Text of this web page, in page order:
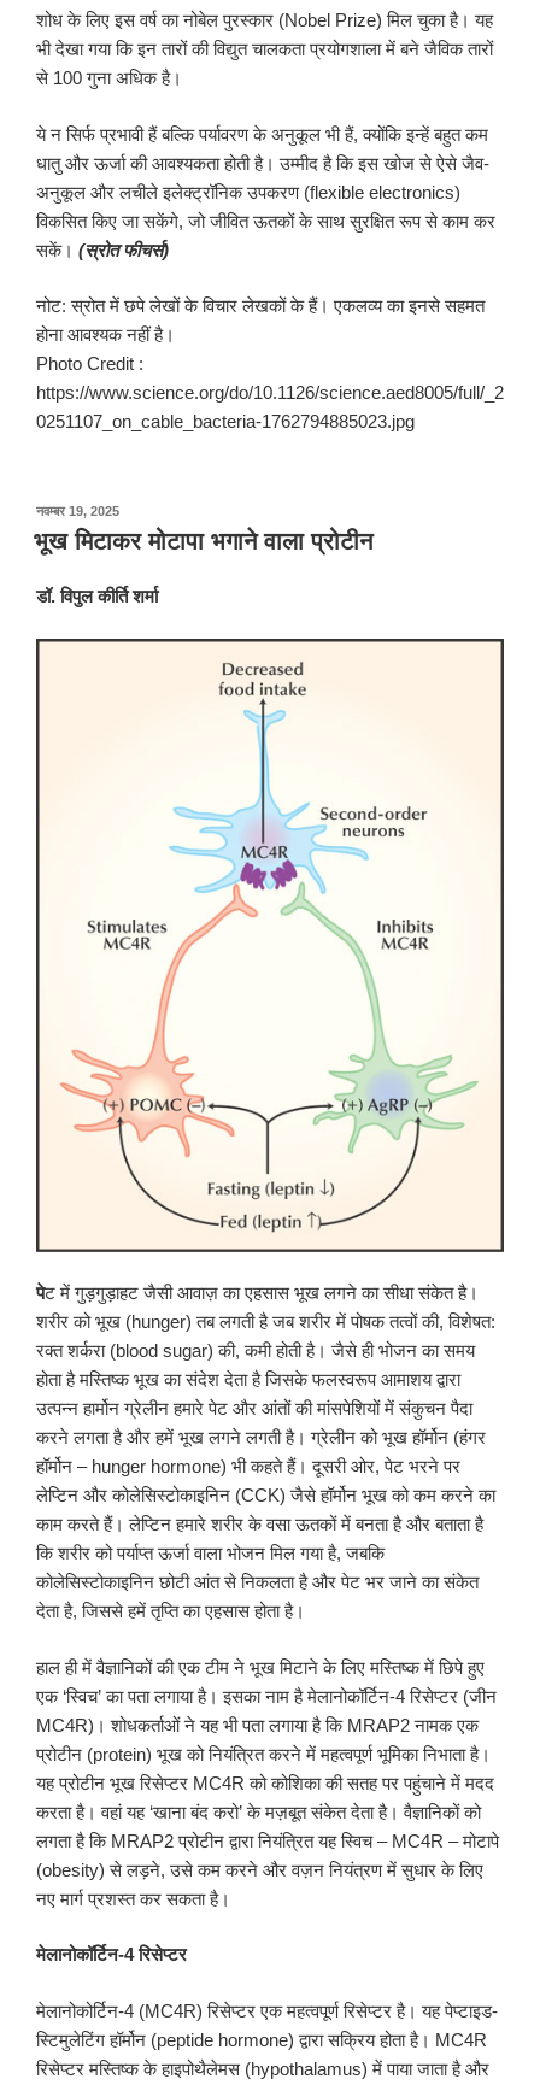
शोध के लिए इस वर्ष का नोबेल पुरस्कार (Nobel Prize) मिल चुका है। यह
भी देखा गया कि इन तारों की विद्युत चालकता प्रयोगशाला में बने जैविक तारों
से 100 गुना अधिक है।
ये न सिर्फ प्रभावी हैं बल्कि पर्यावरण के अनुकूल भी हैं, क्योंकि इन्हें बहुत कम
धातु और ऊर्जा की आवश्यकता होती है। उम्मीद है कि इस खोज से ऐसे जैव-
अनुकूल और लचीले इलेक्ट्रॉनिक उपकरण (flexible electronics)
विकसित किए जा सकेंगे, जो जीवित ऊतकों के साथ सुरक्षित रूप से काम कर
सकें। (स्रोत फीचर्स)
नोट: स्रोत में छपे लेखों के विचार लेखकों के हैं। एकलव्य का इनसे सहमत
होना आवश्यक नहीं है।
Photo Credit :
https://www.science.org/do/10.1126/science.aed8005/full/_2
0251107_on_cable_bacteria-1762794885023.jpg
नवम्बर 19, 2025पर
प्रकाशित
किया
भूख मिटाकर मोटापा भगाने वाला प्रोटीन
डॉ. विपुल कीर्ति शर्मा
पेट में गुड़गुड़ाहट जैसी आवाज़ का एहसास भूख लगने का सीधा संकेत है।
शरीर को भूख (hunger) तब लगती है जब शरीर में पोषक तत्वों की, विशेषत:
रक्त शर्करा (blood sugar) की, कमी होती है। जैसे ही भोजन का समय
होता है मस्तिष्क भूख का संदेश देता है जिसके फलस्वरूप आमाशय द्वारा
उत्पन्न हार्मोन ग्रेलीन हमारे पेट और आंतों की मांसपेशियों में संकुचन पैदा
करने लगता है और हमें भूख लगने लगती है। ग्रेलीन को भूख हॉर्मोन (हंगर
हॉर्मोन – hunger hormone) भी कहते हैं। दूसरी ओर, पेट भरने पर
लेप्टिन और कोलेसिस्टोकाइनिन (CCK) जैसे हॉर्मोन भूख को कम करने का
काम करते हैं। लेप्टिन हमारे शरीर के वसा ऊतकों में बनता है और बताता है
कि शरीर को पर्याप्त ऊर्जा वाला भोजन मिल गया है, जबकि
कोलेसिस्टोकाइनिन छोटी आंत से निकलता है और पेट भर जाने का संकेत
देता है, जिससे हमें तृप्ति का एहसास होता है।
हाल ही में वैज्ञानिकों की एक टीम ने भूख मिटाने के लिए मस्तिष्क में छिपे हुए
एक ‘स्विच’ का पता लगाया है। इसका नाम है मेलानोकॉर्टिन-4 रिसेप्टर (जीन
MC4R)। शोधकर्ताओं ने यह भी पता लगाया है कि MRAP2 नामक एक
प्रोटीन (protein) भूख को नियंत्रित करने में महत्वपूर्ण भूमिका निभाता है।
यह प्रोटीन भूख रिसेप्टर MC4R को कोशिका की सतह पर पहुंचाने में मदद
करता है। वहां यह ‘खाना बंद करो’ के मज़बूत संकेत देता है। वैज्ञानिकों को
लगता है कि MRAP2 प्रोटीन द्वारा नियंत्रित यह स्विच – MC4R – मोटापे
(obesity) से लड़ने, उसे कम करने और वज़न नियंत्रण में सुधार के लिए
नए मार्ग प्रशस्त कर सकता है।
मेलानोकॉर्टिन-4 रिसेप्टर
मेलानोकोर्टिन-4 (MC4R) रिसेप्टर एक महत्वपूर्ण रिसेप्टर है। यह पेप्टाइड-
स्टिमुलेटिंग हॉर्मोन (peptide hormone) द्वारा सक्रिय होता है। MC4R
रिसेप्टर मस्तिष्क के हाइपोथैलेमस (hypothalamus) में पाया जाता है और